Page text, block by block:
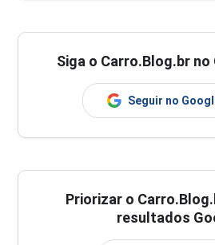
Siga o Carro.Blog.br no
Seguir no
Priorizar o
resultados